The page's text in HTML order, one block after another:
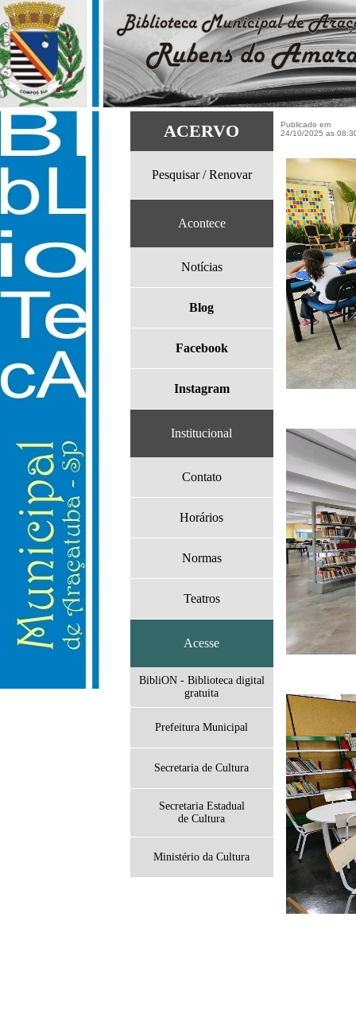
ACERVO
Pesquisar / Renovar
Acontece
Notícias
Blog
Facebook
Instagram
Institucional
Contato
Horários
Normas
Teatros
Acesse
BibliON - Biblioteca digital
gratuita
Prefeitura Municipal
Secretaria de Cultura
Secretaria Estadual
de Cultura
Ministério da Cultura